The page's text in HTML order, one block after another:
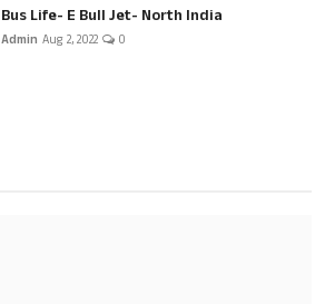
Bus Life- E Bull Jet- North India
Admin Aug 2, 2022 0